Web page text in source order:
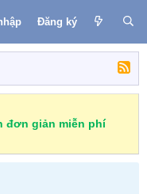
Đăng ký
đơn giản miễn phí